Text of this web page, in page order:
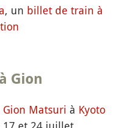
, un billet de train à
Gion
Gion Matsuri à Kyoto